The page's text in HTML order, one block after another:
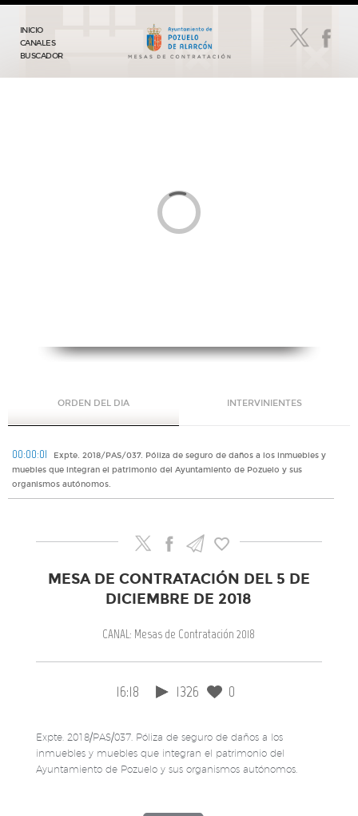
INICIO
CANALES
BUSCADOR
ORDEN DEL DIA INTERVINIENTES
00:00:01
Expte. 2018/PAS/037. Póliza de seguro de daños a los inmuebles y
muebles que integran el patrimonio del Ayuntamiento de Pozuelo y sus
organismos autónomos.
MESA DE CONTRATACIÓN DEL 5 DE
DICIEMBRE DE 2018
CANAL: Mesas de Contratación 2018
16:18 1326 0
Expte. 2018/PAS/037. Póliza de seguro de daños a los
inmuebles y muebles que integran el patrimonio del
Ayuntamiento de Pozuelo y sus organismos autónomos.